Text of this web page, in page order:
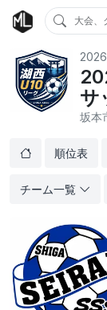
大会、
サ
坂本
順位表
チーム一覧